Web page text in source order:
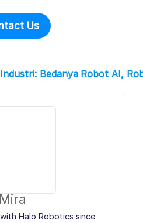
Us
Bedanya Robot AI,
Mira
Halo Robotics since